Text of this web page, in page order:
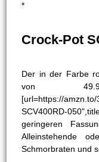
*
Crock-Pot
Der in der Farbe
von
[url=https://
SCV400RD-
geringeren
Alleinstehende
Schmorbraten und